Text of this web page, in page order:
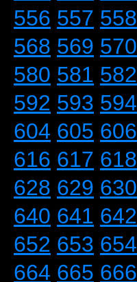
556 557 558
568 569 570
580 581 582
592 593 594
604 605 606
616 617 618
628 629 630
640 641 642
652 653 654
664 665 666